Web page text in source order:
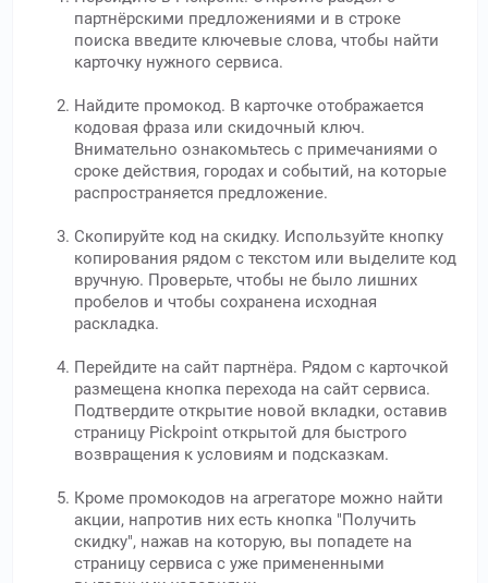
партнёрскими предложениями и в строке
поиска введите ключевые слова, чтобы найти
карточку нужного сервиса.
Найдите промокод. В карточке отображается
кодовая фраза или скидочный ключ.
Внимательно ознакомьтесь с примечаниями о
сроке действия, городах и событий, на которые
распространяется предложение.
Скопируйте код на скидку. Используйте кнопку
копирования рядом с текстом или выделите код
вручную. Проверьте, чтобы не было лишних
пробелов и чтобы сохранена исходная
раскладка.
Перейдите на сайт партнёра. Рядом с карточкой
размещена кнопка перехода на сайт сервиса.
Подтвердите открытие новой вкладки, оставив
страницу Pickpoint открытой для быстрого
возвращения к условиям и подсказкам.
Кроме промокодов на агрегаторе можно найти
акции, напротив них есть кнопка "Получить
скидку", нажав на которую, вы попадете на
страницу сервиса с уже примененными